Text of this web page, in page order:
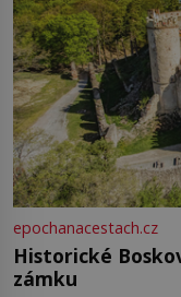
epochanacestach.cz
Historické
zámku